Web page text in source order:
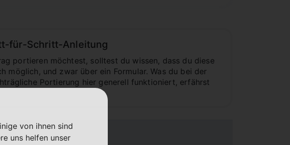
für-Schritt-Anleitung
portieren möchtest, solltest du wissen, dass du diese
möglich, und zwar über ein Formular. Was du bei der
Portierung hier generell funktioniert, erfährst
von ihnen sind
uns helfen unser